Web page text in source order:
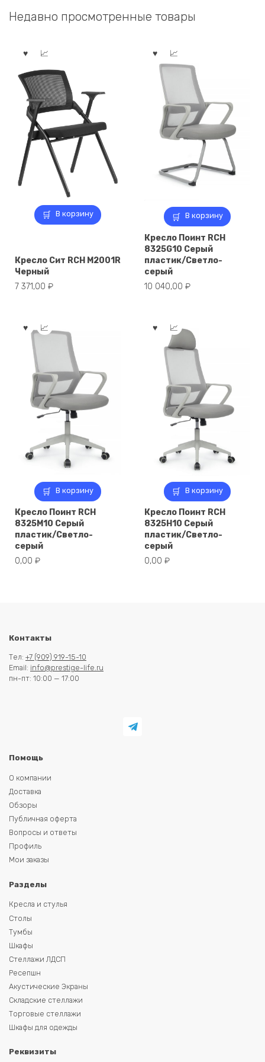
790,00 ₽.
490,00 ₽.
Недавно просмотренные товары
В корзину
Кресло Сит RCH M2001R
Черный
7 371,00 ₽
В корзину
Кресло Поинт RCH
8325G10 Серый
пластик/Светло-
серый
10 040,00 ₽
В корзину
Кресло Поинт RCH
8325M10 Серый
пластик/Светло-
серый
0,00 ₽
В корзину
Кресло Поинт RCH
8325H10 Серый
пластик/Светло-
серый
0,00 ₽
Контакты
Тел: +7 (909) 919-15-10
Email: info@prestige-life.ru
пн-пт: 10:00 — 17:00
Помощь
О компании
Доставка
Обзоры
Публичная оферта
Вопросы и ответы
Профиль
Мои заказы
Разделы
Кресла и стулья
Столы
Тумбы
Шкафы
Стеллажи ЛДСП
Ресепшн
Акустические Экраны
Складские стеллажи
Торговые стеллажи
Шкафы для одежды
Реквизиты